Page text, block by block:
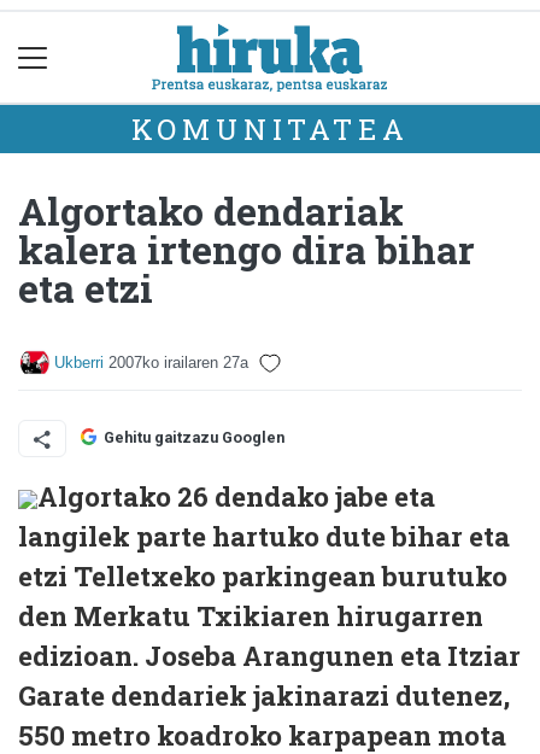
KOMUNITATEA
Algortako dendariak
kalera irtengo dira bihar
eta etzi
Ukberri 2007ko irailaren 27a
Gehitu gaitzazu Googlen
Algortako 26 dendako jabe eta
langilek parte hartuko dute bihar eta
etzi Telletxeko parkingean burutuko
den Merkatu Txikiaren hirugarren
edizioan. Joseba Arangunen eta Itziar
Garate dendariek jakinarazi dutenez,
550 metro koadroko karpapean mota